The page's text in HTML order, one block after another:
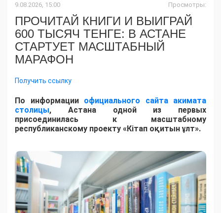
9.08.2026, 15:00 Просмотры:
ПРОЧИТАЙ КНИГИ И ВЫИГРАЙ
600 ТЫСЯЧ ТЕНГЕ: В АСТАНЕ
СТАРТУЕТ МАСШТАБНЫЙ
МАРАФОН
Получить ссылку
По информации официального сайта акимата
столицы, Астана одной из первых
присоединилась к масштабному
республиканскому проекту «Кітап оқитын ұлт».